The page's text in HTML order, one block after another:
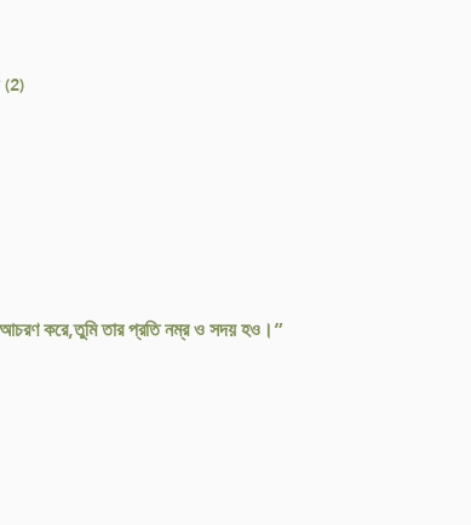
(2)
আচরণ করে,তুমি তার প্রতি নম্র ও সদয় হও।”